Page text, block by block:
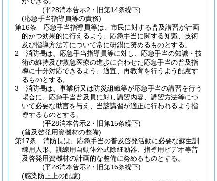
(平28消本告示2・旧第14条繰下)
(応急手当指導員等の責務)
第16条
応急手当指導員等は、市民に対する普及講習が計画
的かつ効果的に行えるよう、応急手当に関する知識、技術
及び指導方法等について常に研鑚に努めるものとする。
2
消防長は、応急手当指導員等に対し、応急手当の知識・技
術の維持及び救急医療の進歩に合わせた応急手当の普及指
導に十分対応できるよう、適宜、再教育を行うよう配慮す
るものとする。
3
消防長は、事業所又は防災組織等が応急手当の講習を行う
場合に、応急手当普及員に対し講習内容、講習方法等につ
いて必要な助言を与え、当該講習が適正に行われるよう指
導するものとする。
(平28消本告示2・旧第15条繰下)
(普及啓発用資機材の整備)
第17条
消防長は、応急手当の普及啓発活動に必要な蘇生訓
練用人形、訓練用自動体外式除細動器、指導用ビデオ等普
及啓発用資機材の計画的な整備に努めるものとする。
(平28消本告示2・旧第16条繰下)
(感染防止上の配慮)